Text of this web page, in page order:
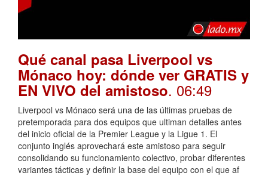
Qué canal pasa Liverpool vs
Mónaco hoy: dónde ver GRATIS y
EN VIVO del amistoso. 06:49
Liverpool vs Mónaco será una de las últimas pruebas de
pretemporada para dos equipos que ultiman detalles antes
del inicio oficial de la Premier League y la Ligue 1. El
conjunto inglés aprovechará este amistoso para seguir
consolidando su funcionamiento colectivo, probar diferentes
variantes tácticas y definir la base del equipo con el que af